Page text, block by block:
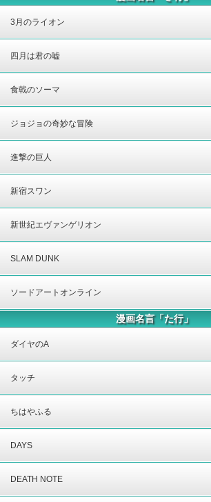
3月のライオン
四月は君の嘘
食戟のソーマ
ジョジョの奇妙な冒険
進撃の巨人
新宿スワン
新世紀エヴァンゲリオン
SLAM DUNK
ソードアートオンライン
漫画名言「た行」
ダイヤのA
タッチ
ちはやふる
DAYS
DEATH NOTE